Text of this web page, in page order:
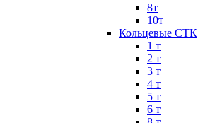
8т
10т
Кольцевые СТК
1 т
2 т
3 т
4 т
5 т
6 т